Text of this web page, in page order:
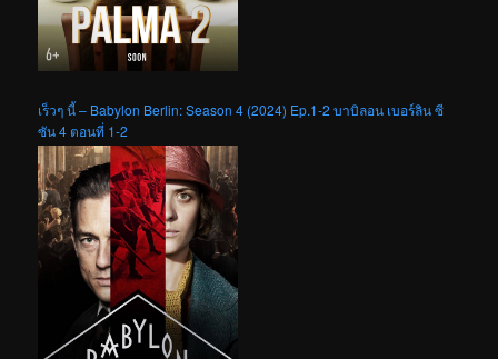
เร็วๆ นี้ – Babylon Berlin: Season 4 (2024) Ep.1-2 บาบิลอน เบอร์ลิน ซี
ซัน 4 ตอนที่ 1-2